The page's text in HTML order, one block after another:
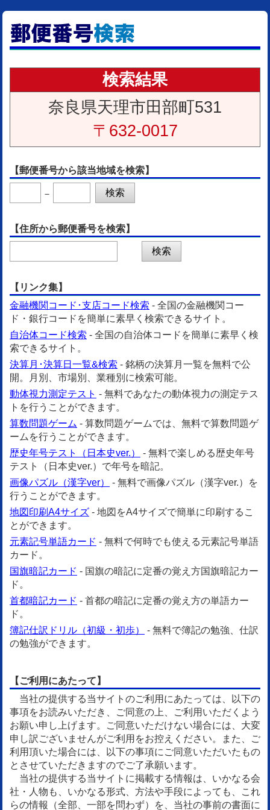
検索結果
奈良県天理市田部町531
〒632-0017
【郵便番号から該当地域を検索】
－
【住所から郵便番号を検索】
【リンク集】
金融機関コード･支店コード検索 - 全国の金融機関コー
ド・銀行コードを簡単に素早く検索できるサイト。
自治体コード検索 - 全国の自治体コードを簡単に素早く検
索できるサイト。
決算月･決算日一覧&検索 - 銘柄の決算月一覧を無料で公
開。月別、市場別、業種別に検索可能。
動体視力測定テスト - 無料であなたの動体視力の測定テス
トを行うことができます。
算数問題ゲーム - 算数問題ゲームでは、無料で算数問題ゲ
ームを行うことができます。
歴史年号テスト（日本史ver.）
- 無料で楽しめる歴史年号
テスト（日本史ver.）で年号を暗記。
画像パズル（漢字ver）
- 無料で画像パズル（漢字ver.）を
行うことができます。
地図印刷A4サイズ - 地図をA4サイズで簡単に印刷するこ
とができます。
元素記号単語カード - 無料で何時でも使える元素記号単語
カード。
国旗暗記カード - 国旗の暗記に定番の覚え方国旗暗記カー
ド。
首都暗記カード - 首都の暗記に定番の覚え方の単語カー
ド。
簿記仕訳ドリル（初級・初歩）
- 無料で簿記の勉強、仕訳
の勉強ができます。
【ご利用にあたって】
当社の提供する当サイトのご利用にあたっては、以下の
事項をお読みいただき、ご同意の上、ご利用いただくよう
お願い申し上げます。ご同意いただけない場合には、大変
申し訳ございませんがご利用をお控えください。また、ご
利用頂いた場合には、以下の事項にご同意いただいたもの
とさせていただきますのでご了承願います。
当社の提供する当サイトに掲載する情報は、いかなる会
社・人物も、いかなる形式、方法や手段によっても、これ
らの情報（全部、一部を問わず）を、当社の事前の書面に